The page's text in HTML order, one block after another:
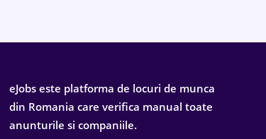
eJobs este platforma de locuri de munca
din Romania care verifica manual toate
anunturile si companiile.